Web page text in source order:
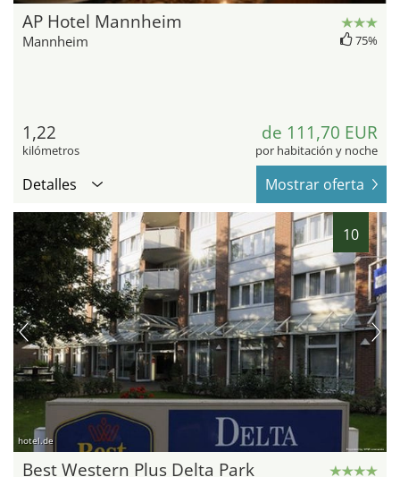
AP Hotel Mannheim
Mannheim 75%
1,22
kilómetros
de 111,70 EUR
por habitación y noche
Detalles Mostrar oferta
10
hotel.de
Best Western Plus Delta Park